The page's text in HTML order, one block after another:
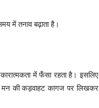
में तनाव बढ़ाता है।
में फँसा रहता है। इसलिए
की कड़वाहट कागज पर लिखकर